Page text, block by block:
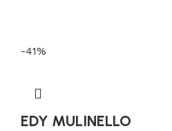
-41%
EDY MULINELLO